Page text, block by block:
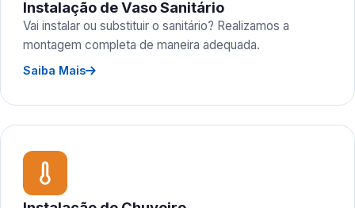
Instalação de Vaso Sanitário
Vai instalar ou substituir o sanitário? Realizamos a
montagem completa de maneira adequada.
Saiba Mais